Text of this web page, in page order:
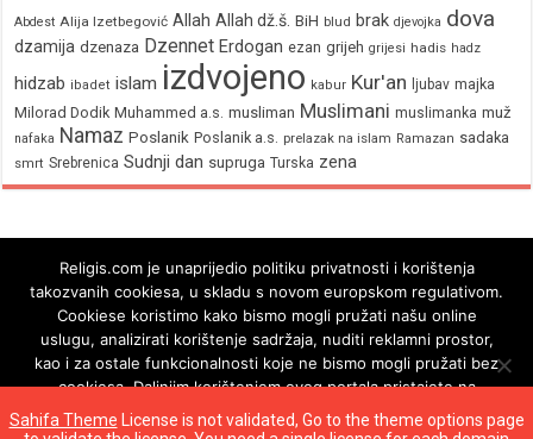
Abdest Alija Izetbegović Allah Allah dž.š. BiH blud brak djevojka dova
dzamija dzenaza Dzennet Erdogan ezan grijeh grijesi hadis hadz
hidzab ibadet islam izdvojeno kabur Kur'an ljubav majka
Milorad Dodik Muhammed a.s. musliman Muslimani muslimanka muž
nafaka Namaz Poslanik Poslanik a.s. prelazak na islam Ramazan sadaka
smrt Srebrenica Sudnji dan supruga Turska zena
Sahifa Theme License is not validated, Go to the theme options page
Religis.com je unaprijedio politiku privatnosti i korištenja
takozvanih cookiesa, u skladu s novom europskom regulativom.
Cookiese koristimo kako bismo mogli pružati našu online
uslugu, analizirati korištenje sadržaja, nuditi reklamni prostor,
kao i za ostale funkcionalnosti koje ne bismo mogli pružati bez
cookiesa. Daljnjim korištenjem ovog portala pristajete na
korištenje cookiesa.